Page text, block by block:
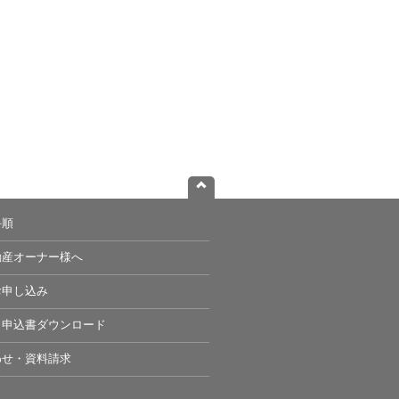
オーナー様へ
し込み
込書ダウンロード
・資料請求